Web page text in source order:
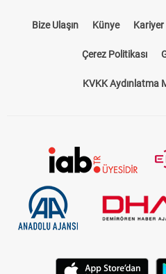
Bize Ulaşın Künye Kariyer
Çerez Politikası
KVKK Aydınlatma